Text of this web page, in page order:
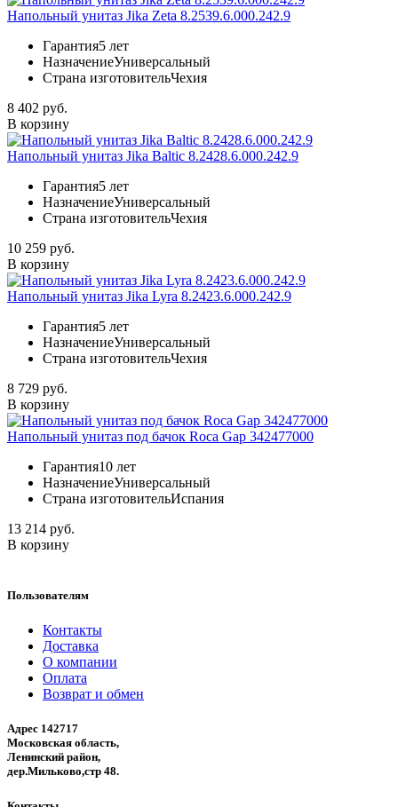
Напольный унитаз Jika Zeta 8.2539.6.000.242.9
Гарантия5 лет
НазначениеУниверсальный
Страна изготовительЧехия
8 402 руб.
В корзину
Напольный унитаз Jika Baltic 8.2428.6.000.242.9
Гарантия5 лет
НазначениеУниверсальный
Страна изготовительЧехия
10 259 руб.
В корзину
Напольный унитаз Jika Lyra 8.2423.6.000.242.9
Гарантия5 лет
НазначениеУниверсальный
Страна изготовительЧехия
8 729 руб.
В корзину
Напольный унитаз под бачок Roca Gap 342477000
Гарантия10 лет
НазначениеУниверсальный
Страна изготовительИспания
13 214 руб.
В корзину
Пользователям
Контакты
Доставка
О компании
Оплата
Возврат и обмен
Адрес 142717
Московская область,
Ленинский район,
дер.Мильково,стр 48.